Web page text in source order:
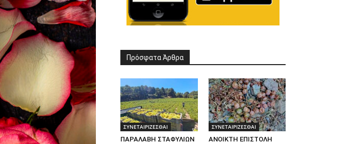
Πρόσφατα Άρθρα
ΣΥΝΕΤΑΙΡΙΖΕΣΘΑΙ
ΠΑΡΑΛΑΒΗ ΣΤΑΦΥΛΙΩΝ
ΣΥΝΕΤΑΙΡΙΖΕΣΘΑΙ
ΑΝΟΙΚΤΗ ΕΠΙΣΤΟΛΗ